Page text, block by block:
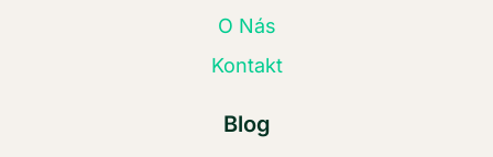
O Nás
Kontakt
Blog